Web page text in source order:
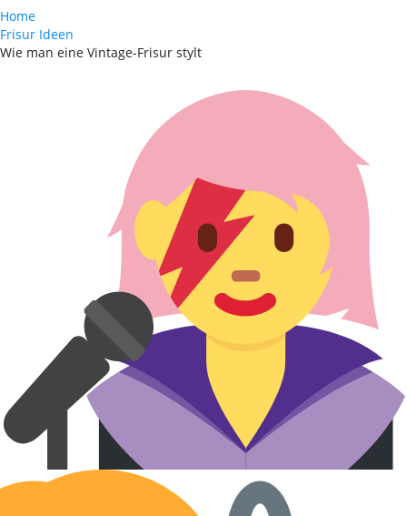
Home
Frisur Ideen
Wie man eine Vintage-Frisur stylt